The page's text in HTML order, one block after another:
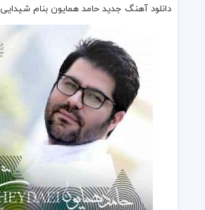
دانلود آهنگ جدید حامد همایون بنام شیدایی